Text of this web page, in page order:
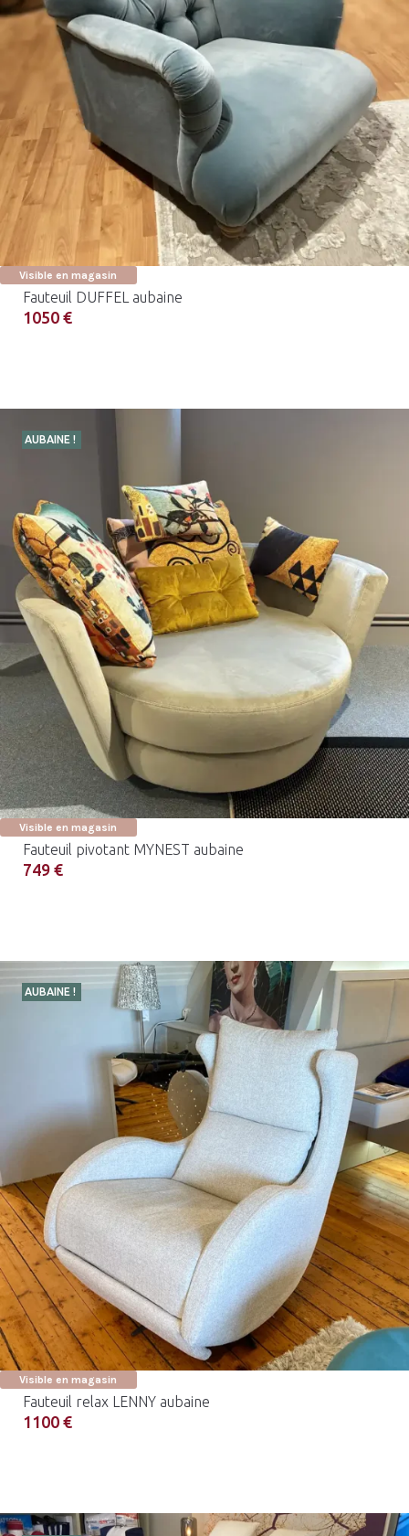
Visible en magasin
Fauteuil DUFFEL aubaine
1050 €
AUBAINE !
Visible en magasin
Fauteuil pivotant MYNEST aubaine
749 €
AUBAINE !
Visible en magasin
Fauteuil relax LENNY aubaine
1100 €